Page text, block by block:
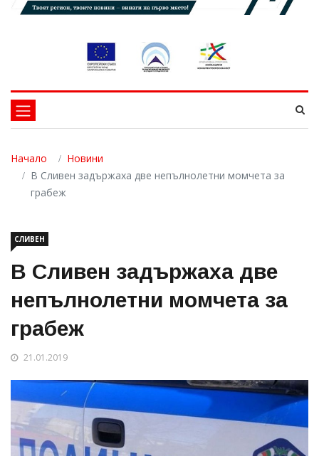
Начало
Новини
В Сливен задържаха две непълнолетни момчета за
грабеж
СЛИВЕН
В Сливен задържаха две
непълнолетни момчета за
грабеж
21.01.2019